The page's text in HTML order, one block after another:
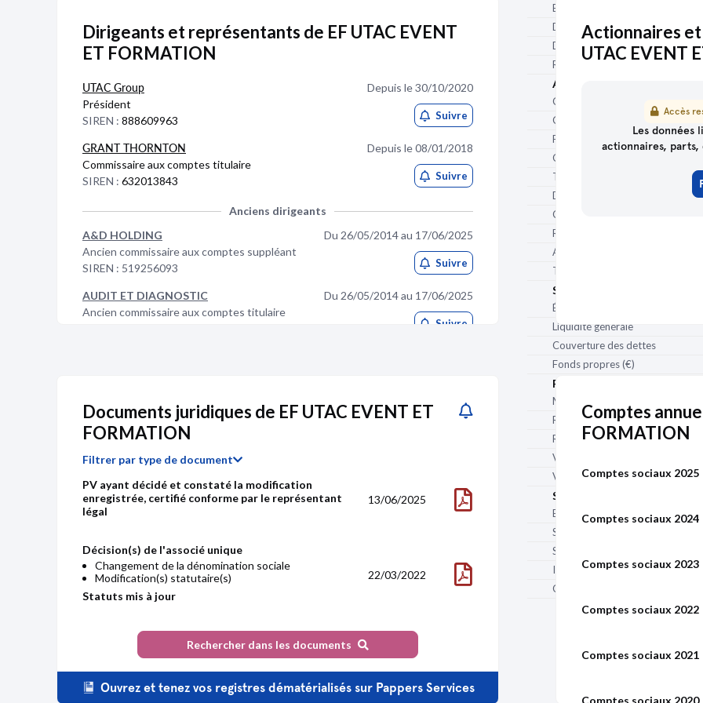
Chiffre d'affaires Effectif
BFR hors exploitation (j de CA)
Délai de paiement clients (j)
Délai de paiement fournisseurs
Ratio des stocks / CA (j)
Autonomie financière
Capacité d'autofinancement (€)
Capacité d'autofinancement / CA
Fonds de roulement net global (€)
Couverture du BFR
Trésorerie (€)
Dettes financières (€)
Capacité de remboursement
Ratio d'endettement (Gearing)
Autonomie financière (%)
Taux de levier (DFN/EBITDA)
Solvabilité
État des dettes à 1 an au plus (€)
Liquidité générale
Couverture des dettes
Fonds propres (€)
Rentabilité
Marge nette (%)
Rentabilité sur fonds propres (%)
Rentabilité économique (%)
Valeur ajoutée (€)
Valeur ajoutée / CA (%)
Structure d'activité
Effectif
Salaires et charges sociales (€)
Salaires / CA (%)
Impôts et taxes (€)
Chiffre d'affaires à l'export (€)
Dirigeants et représentants de EF UTAC EVENT
ET FORMATION
UTAC Group
Président
SIREN : 888609963
Depuis le 30/10/2020
Suivre
GRANT THORNTON
Commissaire aux comptes titulaire
SIREN : 632013843
Depuis le 08/01/2018
Suivre
Anciens dirigeants
A&D HOLDING
Ancien commissaire aux comptes suppléant
SIREN : 519256093
Du 26/05/2014 au 17/06/2025
Suivre
AUDIT ET DIAGNOSTIC
Ancien commissaire aux comptes titulaire
Du 26/05/2014 au 17/06/2025
Suivre
BENOIT Laurent
Ancien président
Du 26/05/2014 au 06/02/2018
Actionnaires
UTAC EVENT
Accès
Les données
actionnaires,
Documents juridiques de EF UTAC EVENT ET
FORMATION
Filtrer par type de document
PV ayant décidé et constaté la modification
enregistrée, certifié conforme par le représentant
légal
13/06/2025
Décision(s) de l'associé unique
Changement de la dénomination sociale
Modification(s) statutaire(s)
Statuts mis à jour
22/03/2022
Ordonnance
Prorogation du délai de réunion de l'A.G. chargée
d'approuver les comptes
13/07/2021
Décision(s) de l'associé unique
Rechercher dans les documents
Ouvrez et tenez vos registres dématérialisés sur Pappers Services
Comptes
FORMATION
Comptes sociaux 2025
Comptes sociaux 2024
Comptes sociaux 2023
Comptes sociaux 2022
Comptes sociaux 2021
Comptes sociaux 2020